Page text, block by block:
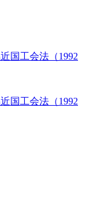
国工会法（1992
国工会法（1992